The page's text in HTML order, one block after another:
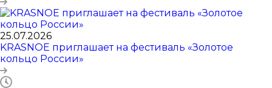
25.07.2026
KRASNOE приглашает на фестиваль «Золотое
кольцо России»